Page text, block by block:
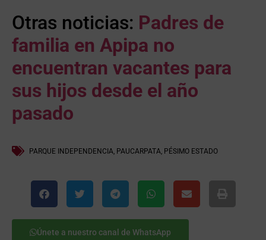
Otras noticias: Padres de
familia en Apipa no
encuentran vacantes para
sus hijos desde el año
pasado
PARQUE INDEPENDENCIA PAUCARPATA PÉSIMO ESTADO
Únete a nuestro canal de WhatsApp